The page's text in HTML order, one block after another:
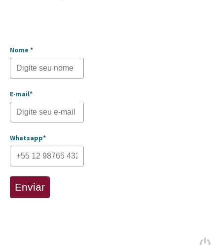
Nome *
E-mail*
Whatsapp*
Enviar